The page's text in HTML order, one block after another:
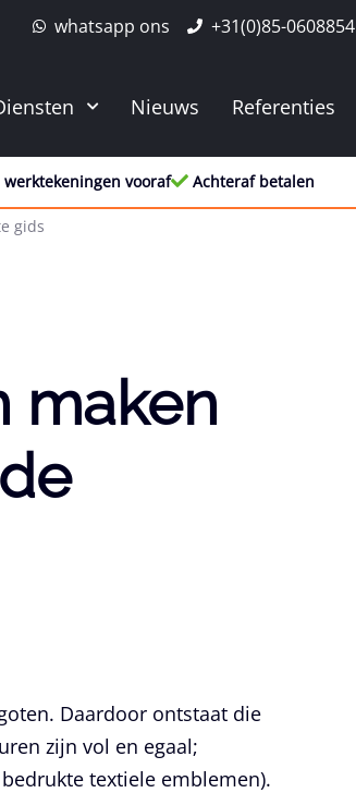
whatsapp ons +31(0)85-0608854
Nieuws Referenties
vooraf Achteraf betalen
gids
maken
Daardoor ontstaat die
zijn vol en egaal;
textiele emblemen).